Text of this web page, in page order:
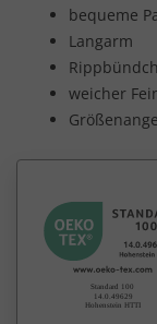
bequeme
Langarm
weicher